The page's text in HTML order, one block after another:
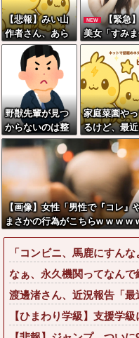
【悲報】みい山
作者さん、あら
ゆる過去を消し
まくる
NEW
【緊急
美女「すみ
ん。砲弾3つ
てきました
察「！？」
隊「！？」
果w w w w
w w
野獣先輩が見つ
からないのは整
形して別人の顔
になっているか
家庭菜園や
るけど、最
芯菜が評価
過ぎだと思
う！！！！！
【画像】女性「男性で『コレ』
まさかの行為がこちらw w w w
「コンビニ、馬鹿にすん
なぁ、永久機関ってなん
渡邊渚さん、近況報告「最
【ひまわり学級】支援学